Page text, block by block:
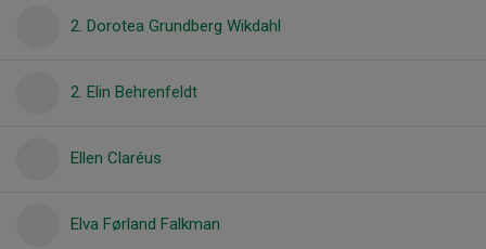
2. Dorotea Grundberg Wikdahl
2. Elin Behrenfeldt
Ellen Claréus
Elva Førland Falkman